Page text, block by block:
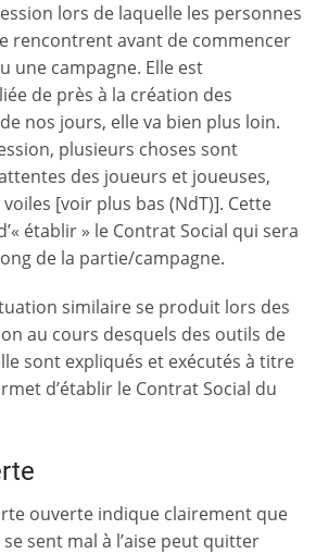
lors de laquelle les personnes
rencontrent avant de commencer
une campagne. Elle est
de près à la création des
nos jours, elle va bien plus loin.
plusieurs choses sont
des joueurs et joueuses,
[voir plus bas (NdT)]. Cette
établir » le Contrat Social qui sera
de la partie/campagne.
similaire se produit lors des
au cours desquels des outils de
sont expliqués et exécutés à titre
d’établir le Contrat Social du
ouverte indique clairement que
sent mal à l’aise peut quitter